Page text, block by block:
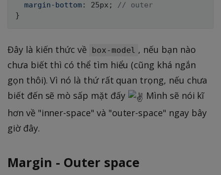
margin-bottom: 25px ;
// outer
}
Đây là kiến thức về box-model , nếu bạn nào
chưa biết thì có thể tìm hiểu (cũng khá ngắn
gọn thôi). Vì nó là thứ rất quan trọng, nếu chưa
biết đến sẽ mò sấp mặt đấy
Mình sẽ nói kĩ
hơn về "inner-space" và "outer-space" ngay bây
giờ đây.
Margin - Outer space